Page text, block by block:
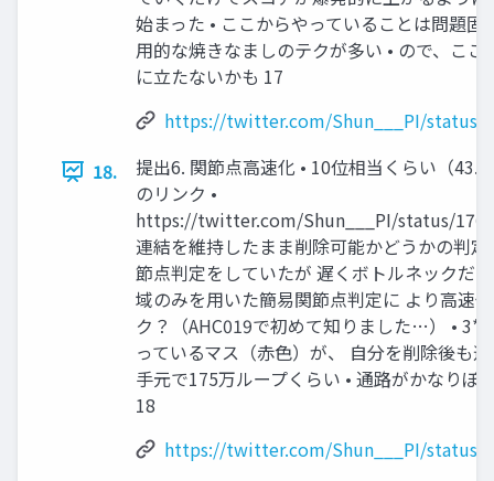
始まった • ここからやっていることは問題
用的な焼きなましのテクが多い • ので、こ
に立たないかも 17
https://twitter.com/Shun___PI/status/
18.
提出6. 関節点高速化 • 10位相当くらい（
のリンク •
https://twitter.com/Shun___PI/status/
連結を維持したまま削除可能かどうかの判
節点判定をしていたが 遅くボトルネックだ
域のみを用いた簡易関節点判定に より高速
ク？（AHC019で初めて知りました…） •
っているマス（赤色）が、 自分を削除後も
手元で175万ループくらい • 通路がかなりぼ
18
https://twitter.com/Shun___PI/status/